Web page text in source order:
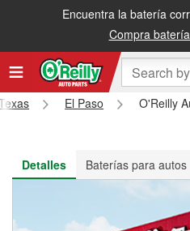
Encuentra la batería
Compra
Recibe tu orden gratis al día
El Paso
O'Reilly
Detalles
Baterías para autos